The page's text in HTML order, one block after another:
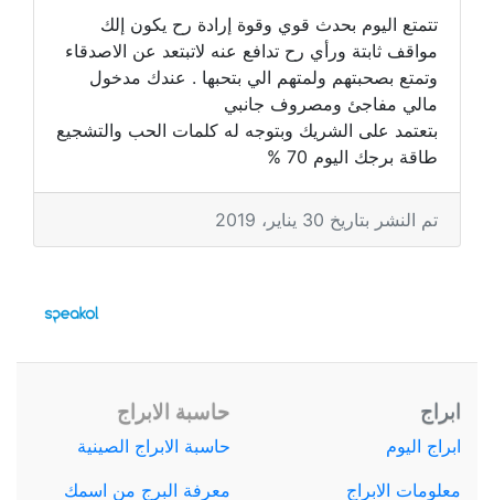
تتمتع اليوم بحدث قوي وقوة إرادة رح يكون إلك
مواقف ثابتة ورأي رح تدافع عنه لاتبتعد عن الاصدقاء
وتمتع بصحبتهم ولمتهم الي بتحبها . عندك مدخول
مالي مفاجئ ومصروف جانبي
بتعتمد على الشريك وبتوجه له كلمات الحب والتشجيع
طاقة برجك اليوم 70 %
تم النشر بتاريخ 30 يناير، 2019
ابراج
ابراج اليوم
معلومات الابراج
حاسبة الابراج
حاسبة الابراج الصينية
معرفة البرج من اسمك